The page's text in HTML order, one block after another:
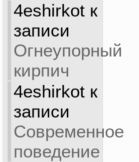
4eshirkotк
записи
Огнеупорный
кирпич
4eshirkotк
записи
Современное
поведение